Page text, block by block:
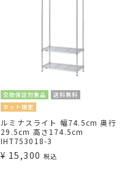
交換保証対象品
送料無料
ネット限定
ルミナスライト 幅74.5cm 奥行
29.5cm 高さ174.5cm
IHT753018-3
¥ 15,300 税込